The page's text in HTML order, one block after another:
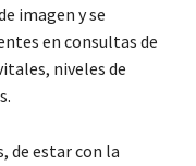
imagen y se
en consultas de
niveles de
de estar con la